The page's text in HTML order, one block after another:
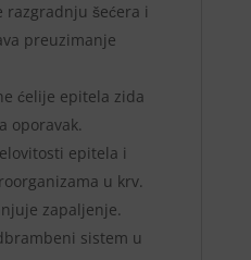
šećera i
preuzimanje
ćelije epitela zida
oporavak.
epitela i
u krv.
zapaljenje.
sistem u